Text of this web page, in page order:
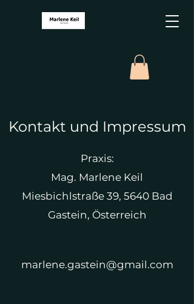
Kontakt und Impressum
Praxis:
Mag. Marlene Keil
Miesbichlstraße 39, 5640 Bad
Gastein, Österreich
marlene.gastein@gmail.com